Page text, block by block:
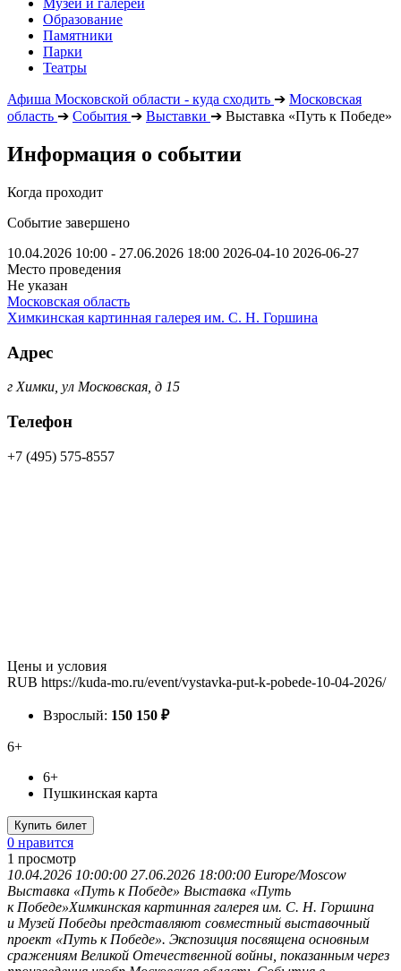
Музеи и галереи
Образование
Памятники
Парки
Театры
Афиша Московской области - куда сходить ➔ Московская
область ➔ События ➔ Выставки ➔ Выставка «Путь к Победе»
Информация о событии
Когда проходит
Событие завершено
10.04.2026 10:00 - 27.06.2026 18:00 2026-04-10 2026-06-27
Место проведения
Не указан
Московская область
Химкинская картинная галерея им. С. Н. Горшина
Адрес
г Химки, ул Московская, д 15
Телефон
+7 (495) 575-8557
Цены и условия
RUB https://kuda-mo.ru/event/vystavka-put-k-pobede-10-04-2026/
Взрослый: 150 150 ₽
6+
6+
Пушкинская карта
Купить билет
0 нравится
1 просмотр
10.04.2026 10:00:00 27.06.2026 18:00:00 Europe/Moscow
Выставка «Путь к Победе» Выставка «Путь
к Победе»Химкинская картинная галерея им. С. Н. Горшина
и Музей Победы представляют совместный выставочный
проект «Путь к Победе». Экспозиция посвящена основным
сражениям Великой Отечественной войны, показанным через